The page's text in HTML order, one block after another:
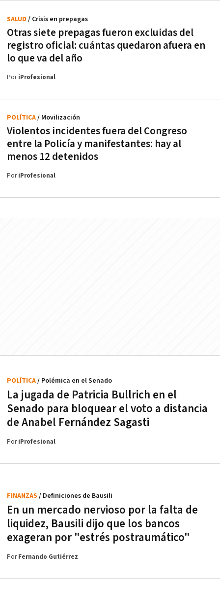
Otras siete prepagas fueron excluidas del
registro oficial: cuántas quedaron afuera en
lo que va del año
SALUD / Crisis en prepagas
PoriProfesional
Violentos incidentes fuera del Congreso
entre la Policía y manifestantes: hay al
menos 12 detenidos
POLÍTICA/ Movilización
PoriProfesional
La jugada de Patricia Bullrich en el
Senado para bloquear el voto a distancia
de Anabel Fernández Sagasti
POLÍTICA/ Polémica en el Senado
PoriProfesional
En un mercado nervioso por la falta de
liquidez, Bausili dijo que los bancos
exageran por "estrés postraumático"
FINANZAS / Definiciones de Bausili
PorFernando Gutiérrez